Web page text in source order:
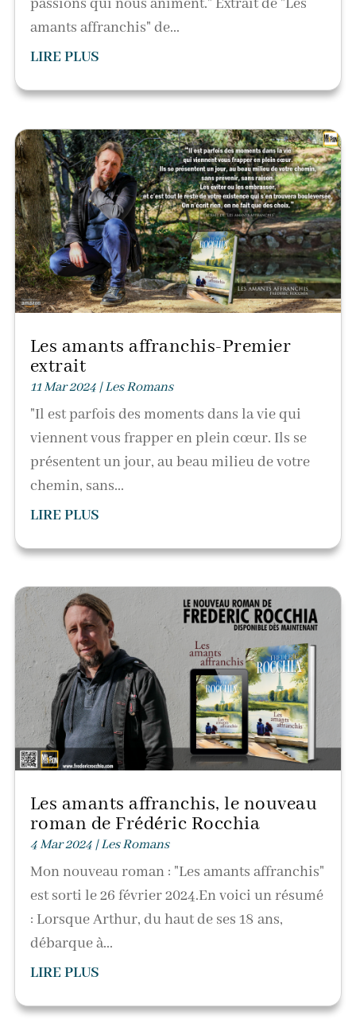
passions qui nous animent." Extrait de "Les
amants affranchis" de...
LIRE PLUS
Les amants affranchis-Premier
extrait
11 Mar 2024|Les Romans
"Il est parfois des moments dans la vie qui
viennent vous frapper en plein cœur. Ils se
présentent un jour, au beau milieu de votre
chemin, sans...
LIRE PLUS
Les amants affranchis, le nouveau
roman de Frédéric Rocchia
4 Mar 2024|Les Romans
Mon nouveau roman : "Les amants affranchis"
est sorti le 26 février 2024.En voici un résumé
: Lorsque Arthur, du haut de ses 18 ans,
débarque à...
LIRE PLUS